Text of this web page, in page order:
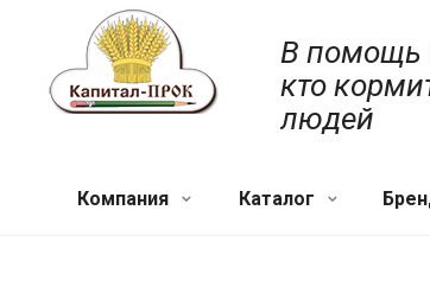
В помощь
кто
людей
Компания Каталог